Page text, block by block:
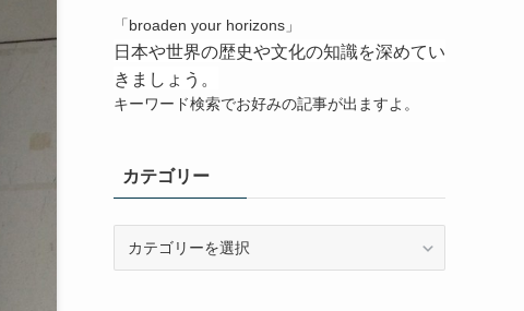
「broaden your horizons」
日本や世界の歴史や文化の知識を深めてい
きましょう。
キーワード検索でお好みの記事が出ますよ。
カテゴリー